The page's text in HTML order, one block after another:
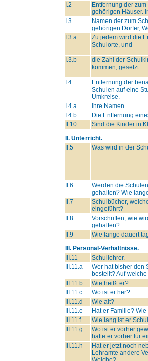
I.2
Entfernung der
gehörigen Häuser.
I.3
Namen der zum
gehörigen Dörfer,
I.3.a
Zu jedem wird die
Schulorte, und
I.3.b
die Zahl der
kommen, gesetzt.
I.4
Entfernung der
Schulen auf eine
Umkreise.
I.4.a
Ihre Namen.
I.4.b
Die Entfernung
II.10
Sind die Kinder in
II. Unterricht.
II.5
Was wird in der
II.6
Werden die
gehalten? Wie
II.7
Schulbücher,
eingeführt?
II.8
Vorschriften, wie
gehalten?
II.9
Wie lange dauert
III. Personal-Verhältnisse.
III.11
Schullehrer.
III.11.a
Wer hat bisher den
bestellt? Auf
III.11.b
Wie heißt er?
III.11.c
Wo ist er her?
III.11.d
Wie alt?
III.11.e
Hat er Familie?
III.11.f
Wie lang ist er
III.11.g
Wo ist er vorher
hatte er vorher für
III.11.h
Hat er jetzt noch
Lehramte andere